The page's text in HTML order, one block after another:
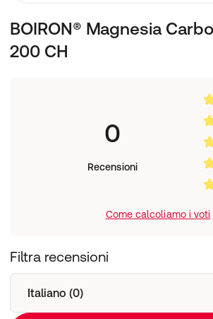
BOIRON® Magnesia
200 CH
0
Recensioni
Come calcoliamo i voti
Filtra recensioni
Italiano (0)